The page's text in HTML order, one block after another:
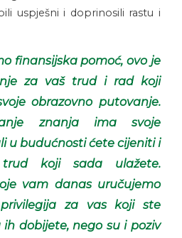
uspješni i doprinosili rastu i
finansijska pomoć, ovo je
za vaš trud i rad koji
obrazovno putovanje.
znanja ima svoje
u budućnosti ćete cijeniti i
trud koji sada ulažete.
vam danas uručujemo
za vas koji ste
dobijete, nego su i poziv